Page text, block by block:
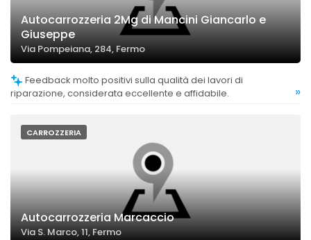
Autocarrozzeria 2Mg di Mancini Giancarlo e
Giuseppe
Via Pompeiana, 284, Fermo
riparazione, considerata eccellente e affidabile.
»
CARROZZERIA
Autocarrozzeria Marcaccio
Via S. Marco, 11, Fermo